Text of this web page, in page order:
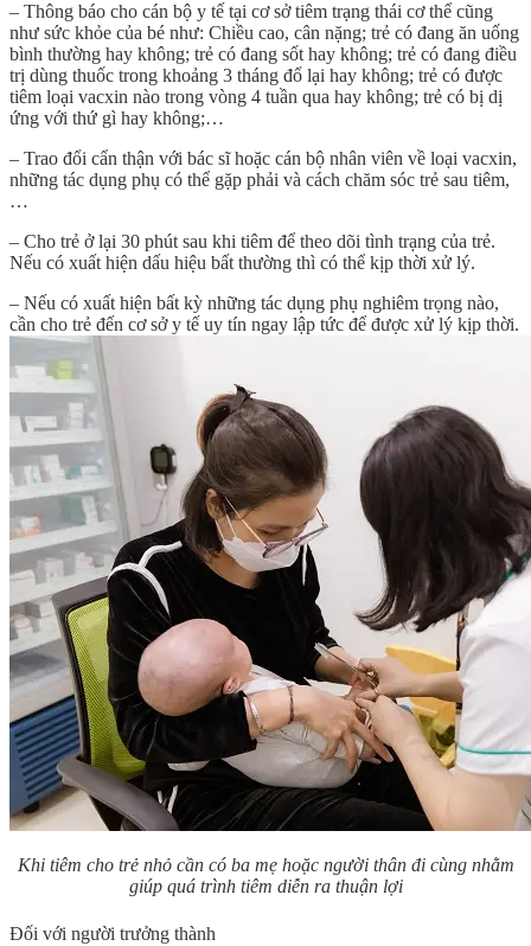
– Thông báo cho cán bộ y tế tại cơ sở tiêm trạng thái cơ thể cũng
như sức khỏe của bé như: Chiều cao, cân nặng; trẻ có đang ăn uống
bình thường hay không; trẻ có đang sốt hay không; trẻ có đang điều
trị dùng thuốc trong khoảng 3 tháng đổ lại hay không; trẻ có được
tiêm loại vacxin nào trong vòng 4 tuần qua hay không; trẻ có bị dị
ứng với thứ gì hay không;…
– Trao đổi cẩn thận với bác sĩ hoặc cán bộ nhân viên về loại vacxin,
những tác dụng phụ có thể gặp phải và cách chăm sóc trẻ sau tiêm,
…
– Cho trẻ ở lại 30 phút sau khi tiêm để theo dõi tình trạng của trẻ.
Nếu có xuất hiện dấu hiệu bất thường thì có thể kịp thời xử lý.
– Nếu có xuất hiện bất kỳ những tác dụng phụ nghiêm trọng nào,
cần cho trẻ đến cơ sở y tế uy tín ngay lập tức để được xử lý kịp thời.
Khi tiêm cho trẻ nhỏ cần có ba mẹ hoặc người thân đi cùng nhằm
giúp quá trình tiêm diễn ra thuận lợi
Đối với người trưởng thành